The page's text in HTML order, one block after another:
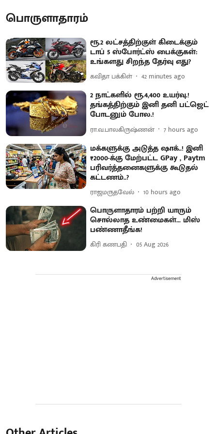
பொருளாதாரம்
ரூ.2 லட்சத்திற்குள் கிடைக்கும்
டாப் 5 ஸ்போர்ட்ஸ் பைக்குகள்:
உங்களது சிறந்த தேர்வு எது?
கவிதா பக்கிள் 42 minutes ago
2 நாட்களில் ரூ.4,400 உயர்வு.!
தங்கத்திற்கும் இனி தனி பட்ஜெட்
போடனும் போல.!
ரா.வ.பாலகிருஷ்ணன் 7 hours ago
மக்களுக்கு அடுத்த ஷாக்..! இனி
₹2000-க்கு மேற்பட்ட GPay , Paytm
பரிவர்த்தனைகளுக்கு கூடுதல்
கட்டணம்..?
ராஜமருதவேல் 10 hours ago
பொருளாதாரம் பற்றி யாரும்
சொல்லாத உண்மைகள்... மிஸ்
பண்ணாதீங்க!
கிரி கணபதி 05 Aug 2026
Advertisement